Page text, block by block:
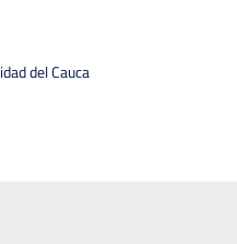
del Cauca